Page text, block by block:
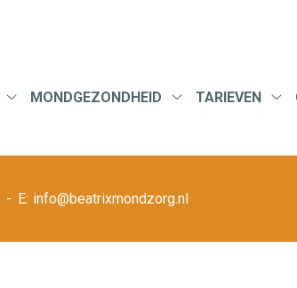
MONDGEZONDHEID
TARIEVEN
info@beatrixmondzorg.nl